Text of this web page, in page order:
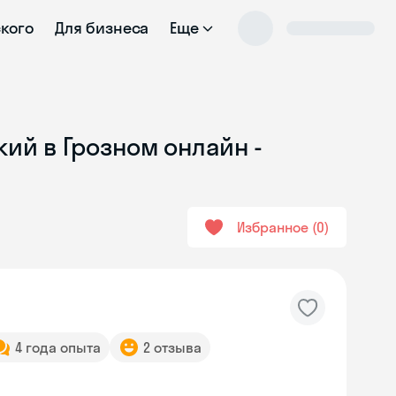
Для бизнеса Еще
в Грозном онлайн -
Избранное 0
4 года опыта 2 отзыва